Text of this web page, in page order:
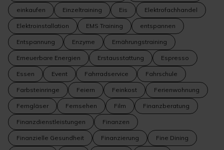
einkaufen Einzeltraining Eis Elektrofachhandel
Elektroinstallation EMS Training entspannen
Entspannung Enzyme Ernährungstraining
Erneuerbare Energien Erstausstattung Espresso
Essen Event Fahrradservice Fahrschule
Farbsteinringe Feiern Feinkost Ferienwohnung
Ferngläser Fernsehen Film Finanzberatung
Finanzdienstleistungen Finanzen
Finanzielle Gesundheit Finanzierung Fine Dining